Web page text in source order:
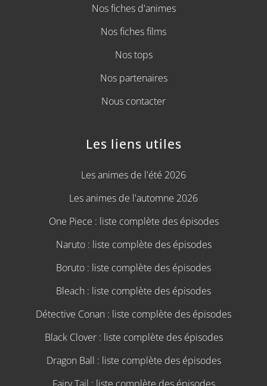
Nos fiches d'animes
Nos fiches films
Nos tops
Nos partenaires
Nous contacter
Les liens utiles
Les animes de l'été 2026
Les animes de l'automne 2026
One Piece : liste complète des épisodes
Naruto : liste complète des épisodes
Boruto : liste complète des épisodes
Bleach : liste complète des épisodes
Détective Conan : liste complète des épisodes
Black Clover : liste complète des épisodes
Dragon Ball : liste complète des épisodes